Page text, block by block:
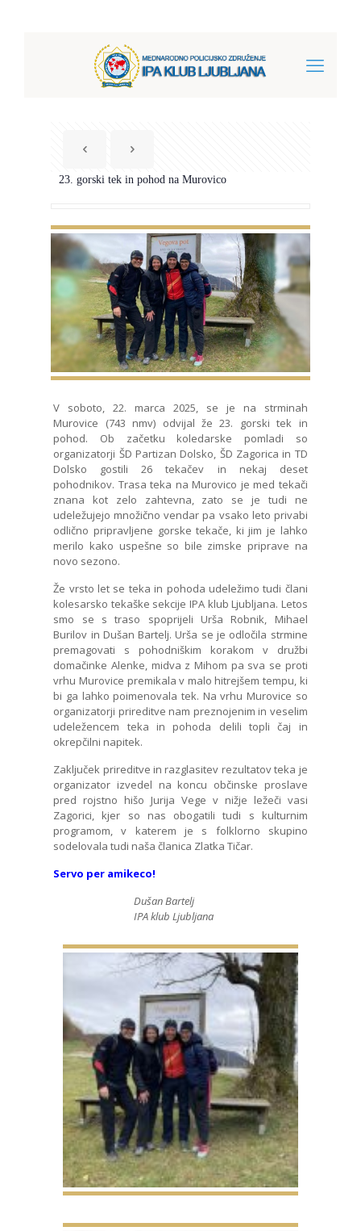
23. gorski tek in pohod na Murovico
V soboto, 22. marca 2025, se je na strminah
Murovice (743 nmv) odvijal že 23. gorski tek in
pohod. Ob začetku koledarske pomladi so
organizatorji ŠD Partizan Dolsko, ŠD Zagorica in TD
Dolsko gostili 26 tekačev in nekaj deset
pohodnikov. Trasa teka na Murovico je med tekači
znana kot zelo zahtevna, zato se je tudi ne
udeležujejo množično vendar pa vsako leto privabi
odlično pripravljene gorske tekače, ki jim je lahko
merilo kako uspešne so bile zimske priprave na
novo sezono.
Že vrsto let se teka in pohoda udeležimo tudi člani
kolesarsko tekaške sekcije IPA klub Ljubljana. Letos
smo se s traso spoprijeli Urša Robnik, Mihael
Burilov in Dušan Bartelj. Urša se je odločila strmine
premagovati s pohodniškim korakom v družbi
domačinke Alenke, midva z Mihom pa sva se proti
vrhu Murovice premikala v malo hitrejšem tempu, ki
bi ga lahko poimenovala tek. Na vrhu Murovice so
organizatorji prireditve nam preznojenim in veselim
udeležencem teka in pohoda delili topli čaj in
okrepčilni napitek.
Zaključek prireditve in razglasitev rezultatov teka je
organizator izvedel na koncu občinske proslave
pred rojstno hišo Jurija Vege v nižje ležeči vasi
Zagorici, kjer so nas obogatili tudi s kulturnim
programom, v katerem je s folklorno skupino
sodelovala tudi naša članica Zlatka Tičar.
Servo per amikeco!
Dušan Bartelj
IPA klub Ljubljana